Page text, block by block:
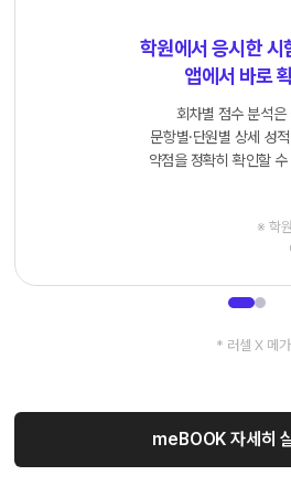
학원에서 응시한 시
앱에서 바로
회차별 점수 분석은
문항별·단원별 상세 성
약점을 정확히 확인할
※ 학
* 러셀 X 메
meBOOK 자세히